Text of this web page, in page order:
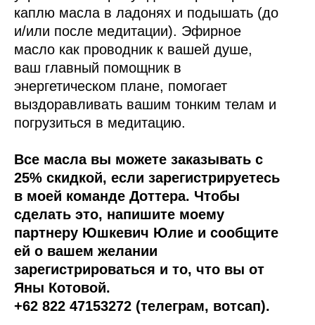
каплю масла в ладонях и подышать (до
и/или после медитации). Эфирное
масло как проводник к вашей душе,
ваш главный помощник в
энергетическом плане, помогает
выздоравливать вашим тонким телам и
погрузиться в медитацию.
Все масла вы можете заказывать с
25% скидкой, если зарегистрируетесь
в моей команде Доттера. Чтобы
сделать это, напишите моему
партнеру Юшкевич Юлие и сообщите
ей о вашем желании
зарегистрироваться и то, что вы от
Яны Котовой.
+62 822 47153272 (телеграм, вотсап).